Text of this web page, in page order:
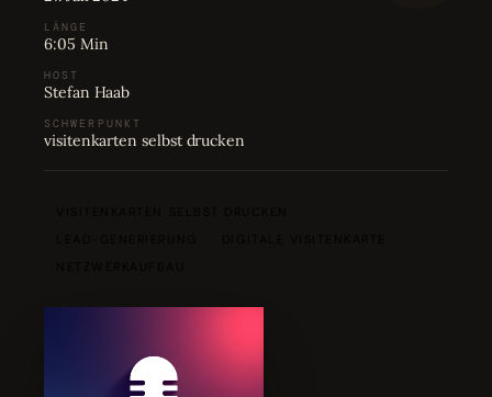
LÄNGE
6:05 Min
HOST
Stefan Haab
SCHWERPUNKT
visitenkarten selbst drucken